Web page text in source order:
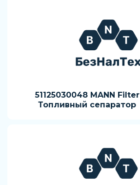
51125030048 MANN Filter
Топливный сепаратор